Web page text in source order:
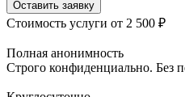
Оставить заявку
Стоимость услуги от 2 500 ₽
Полная анонимность
Строго конфиденциально. Без